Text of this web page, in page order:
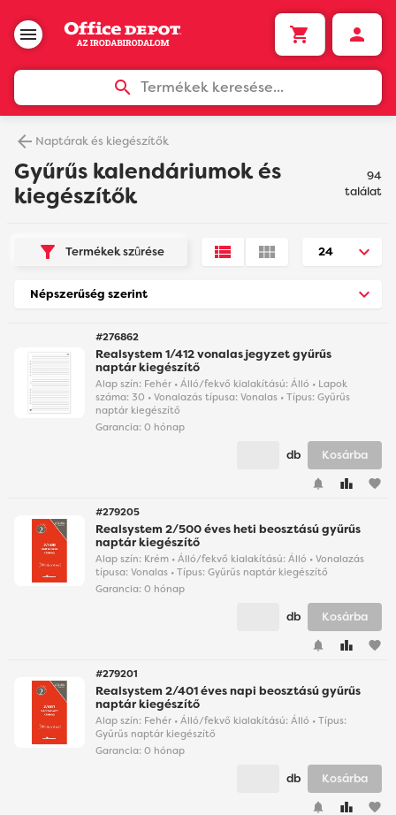
Termékek keresése...
Naptárak és kiegészítők
94
találat
Gyűrűs kalendáriumok és
kiegészítők
Termékek szûrése
#276862
Realsystem 1/412 vonalas jegyzet gyűrűs
naptár kiegészítő
Alap szín: Fehér • Álló/fekvő kialakítású: Álló • Lapok
száma: 30 • Vonalazás típusa: Vonalas • Típus: Gyűrűs
naptár kiegészítő
Garancia: 0 hónap
favorite
db Kosárba
#279205
Realsystem 2/500 éves heti beosztású gyűrűs
naptár kiegészítő
Alap szín: Krém • Álló/fekvő kialakítású: Álló • Vonalazás
típusa: Vonalas • Típus: Gyűrűs naptár kiegészítő
Garancia: 0 hónap
favorite
db Kosárba
#279201
Realsystem 2/401 éves napi beosztású gyűrűs
naptár kiegészítő
Alap szín: Fehér • Álló/fekvő kialakítású: Álló • Típus:
Gyűrűs naptár kiegészítő
Garancia: 0 hónap
favorite
db Kosárba